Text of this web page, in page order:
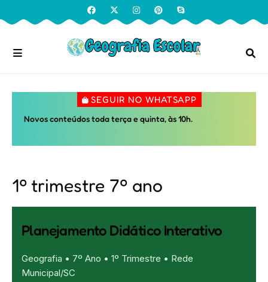
Novos conteúdos toda terça e quinta, às 10h.
SEGUIR NO WHATSAPP
1º trimestre 7º ano
Planejamento Didático Interativo
Geografia • 7º Ano • 1º Trimestre • Rede
Municipal/SC